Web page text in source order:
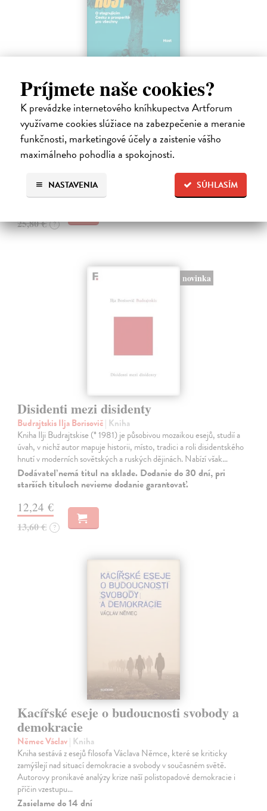
Príjmete naše cookies?
K prevádzke internetového kníhkupectva Artforum
využívame cookies slúžiace na zabezpečenie a meranie
funkčnosti, marketingové účely a zaistenie vášho
maximálneho pohodlia a spokojnosti.
SÚHLASÍM
NASTAVENIA
Spravedlivý růst
Prokop Daniel| Kniha
Rovné šance, efektivní reformy a prosperita širší společnosti jako lék
na politickou strnulost Česko si udržuje spoustu drahých
Na sklade ?
25,80 € ?
novinka
Disidenti mezi disidenty
Budrajtskis Ilja Borisovič| Kniha
Kniha Ilji Budrajtskise (* 1981) je působivou mozaikou esejů, studií a
úvah, v nichž autor mapuje historii, místo, tradici a roli disidentského
hnutí v moderních sovětských a ruských dějinách. Nabízí však…
Dodávateľ nemá titul na sklade. Dodanie do 30 dní, pri
starších tituloch nevieme dodanie garantovať.
12,24 €
13,60 € ?
Kacířské eseje o budoucnosti svobody a
demokracie
Němec Václav| Kniha
Kniha sestává z esejů filosofa Václava Němce, které se kriticky
zamýšlejí nad situací demokracie a svobody v současném světě.
Autorovy pronikavé analýzy krize naší polistopadové demokracie i
příčin vzestupu…
Zasielame do 14 dní